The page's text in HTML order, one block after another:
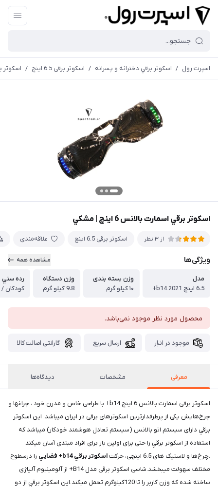
اسپرت رول / اسكوتر برقي دخترانه و پسرانه / اسكوتر برقی 6.5 اينچ / اسكوتر
اسكوتر برقي اسمارت بالانس 6 اينچ |‌ مشكي
از 3 نظر اسكوتر برقی 6.5 اينچ علاقه‌مندی
ویژگی‌ها مشاهده همه
مدل
6.5 اینچ b14 2021+
وزن بسته بندی
۱۰ کیلو گرم
وزن دستگاه
9.8 کیلو گرم
رده سني
کودکان /
محصول مورد نظر موجود نمی‌باشد.
موجود در انبار ارسال سریع گارانتی اصالت کالا
معرفی مشخصات دیدگاه‌ها
اسکوتر برقی اسمارت بالانس 6 اينچ b14+ با طراحی خاص و مدرن خود ، چراغها و
چرخ‌هایش یکی از پرطرفدارترین اسکوتر‌های برقی در ایران میباشد. این اسکوتر
برقي دارای سیستم اتو بالانس (سیستم تعادل هوشمند خودکار) میباشد که
استفاده از اسکوتر برقي را حتی برای اولین بار برای افراد مبتدی آسان میکند
.چرخ‌ها و لاستیک های 6.5 اینچی، حرکت
اسکوتر برقي b14+ فضايي
را درسطوح
مختلف سهولت میبخشد.شاسی اسکوتر برقی مدل B14+ از آلومینیوم آلیاژی
ساخته شده که وزن کاربر را تا 120کیلوگرم تحمل میکند.این اسکوتر برقي از دو